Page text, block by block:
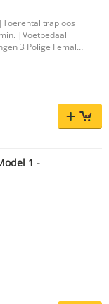
traploos
|Voetpedaal
3 Polige Female
1 -